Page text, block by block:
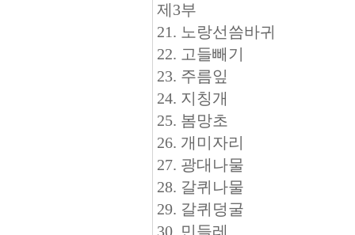
제3부
21. 노랑선씀바귀
22. 고들빼기
23. 주름잎
24. 지칭개
25. 봄망초
26. 개미자리
27. 광대나물
28. 갈퀴나물
29. 갈퀴덩굴
30. 민들레